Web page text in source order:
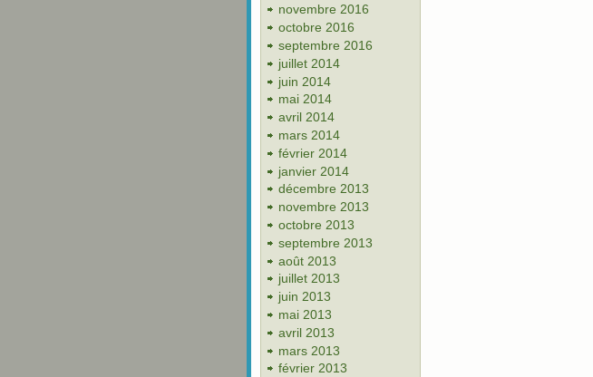
novembre 2016
octobre 2016
septembre 2016
juillet 2014
juin 2014
mai 2014
avril 2014
mars 2014
février 2014
janvier 2014
décembre 2013
novembre 2013
octobre 2013
septembre 2013
août 2013
juillet 2013
juin 2013
mai 2013
avril 2013
mars 2013
février 2013